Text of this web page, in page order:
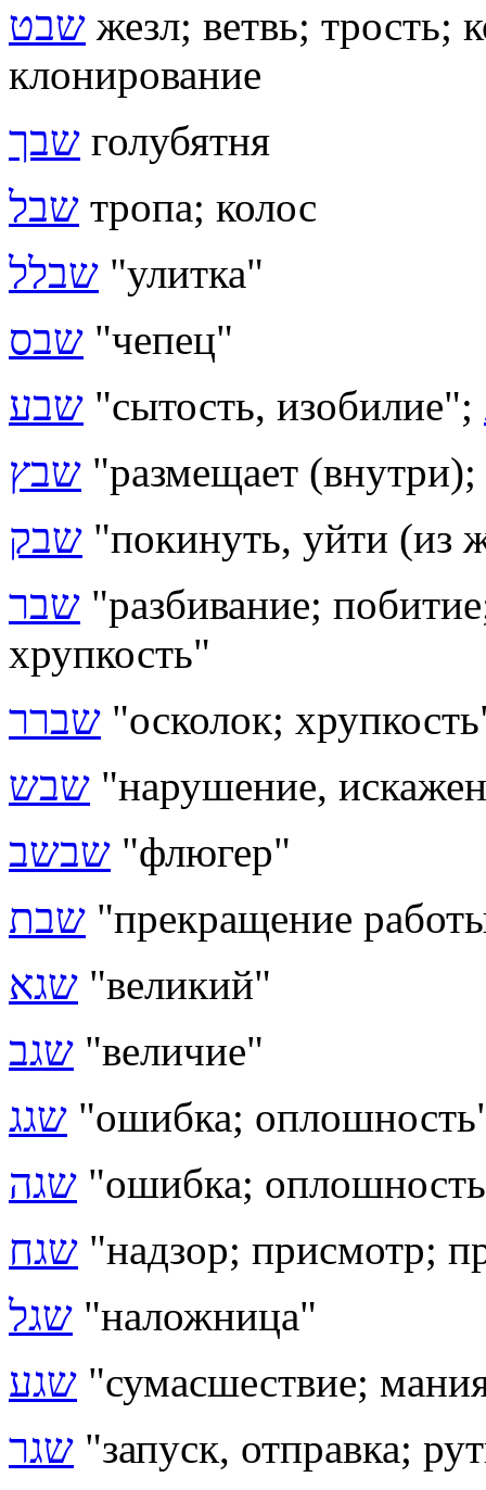
שבט жезл; ветвь; трость;
клонирование
שבך голубятня
שבל тропа; колос
שבלל "улитка"
שבס "чепец"
שבע "сытость, изобилие";
שבץ "размещает (внутри);
שבק "покинуть, уйти (из
שבר "разбивание;
хрупкость"
שברר "осколок;
שבש "нарушение,
שבשב "флюгер"
שבת "прекращение
שגא "великий"
שגב "величие"
שגג "ошибка;
שגה "ошибка;
שגח "надзор; присмотр;
שגל "наложница"
שגע "сумасшествие;
שגר "запуск, отправка;